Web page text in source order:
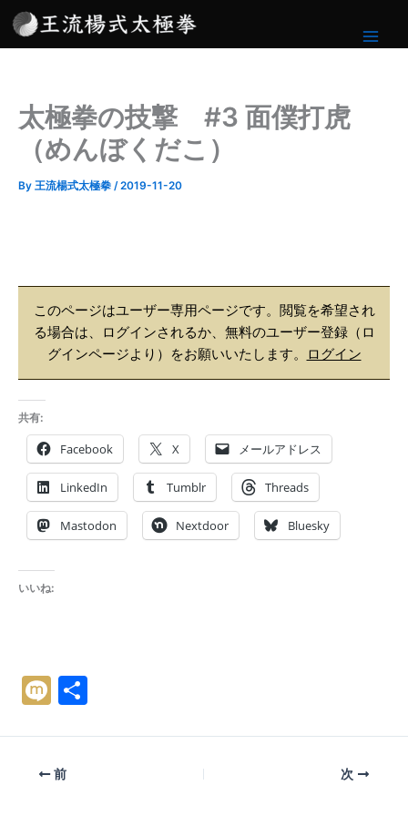
を
太極拳の技撃 #3 面僕打虎
（めんぼくだこ）
By 王流楊式太極拳 /2019-11-20
このページはユーザー専用ページです。閲覧を希望され
る場合は、ログインされるか、無料のユーザー登録（ロ
グインページより）をお願いいたします。
ログイン
共有:
Facebook X メールアドレス
LinkedIn Tumblr Threads
Mastodon Nextdoor Bluesky
いいね:
M
i
前 次